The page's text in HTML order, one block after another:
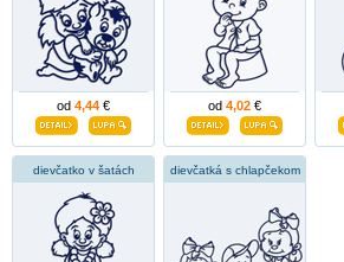
od 4,44 € od 4,02 €
dievčatko v šatách dievčatká s chlapčekom